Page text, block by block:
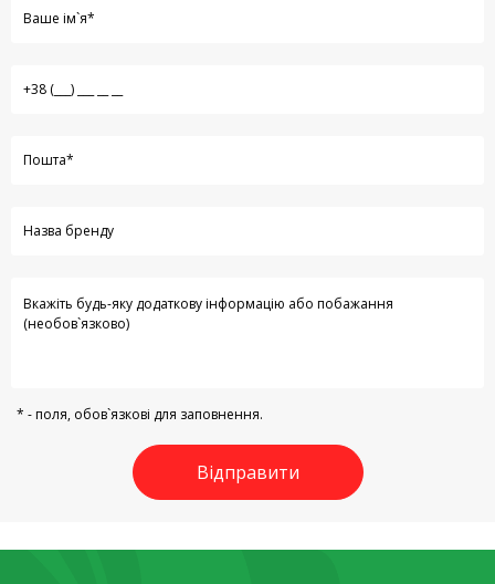
* - поля, обов`язкові для заповнення.
Відправити